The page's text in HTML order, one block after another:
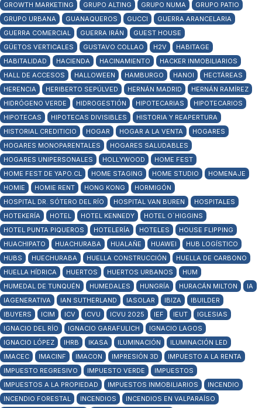
GROWTH MARKETING
GRUPO ALTING GRUPO NUMA
GRUPO PATIO
GRUPO URBANA
GUANAQUEROS GUCCI
GUERRA ARANCELARIA
GUERRA COMERCIAL
GUERRA IRÁN
GUEST HOUSE
GÜETOS VERTICALES
GUSTAVO COLLAO H2V
HABITAGE
HABITALIDAD
HACIENDA HACINAMIENTO
HACKER INMOBILIARIOS
HALL DE ACCESOS
HALLOWEEN HAMBURGO HANOI
HECTÁREAS
HERENCIA
HERIBERTO SEPÚLVED HERNÁN MADRID
HERNÁN RAMÍREZ
HIDRÓGENO VERDE
HIDROGESTIÓN HIPOTECARIAS
HIPOTECARIOS
HIPOTECAS
HIPOTECAS DIVISIBLES
HISTORIA Y REAPERTURA
HISTORIAL CREDITICIO
HOGAR HOGAR A LA VENTA
HOGARES
HOGARES MONOPARENTALES
HOGARES SALUDABLES
HOGARES UNIPERSONALES
HOLLYWOOD
HOME FEST
HOME FEST DE YAPO.CL
HOME STAGING HOME STUDIO
HOMENAJE
HOMIE
HOMIE RENT HONG KONG
HORMIGÓN
HOSPITAL DR. SÓTERO DEL RÍO
HOSPITAL VAN BUREN
HOSPITALES
HOTEKERÍA
HOTEL HOTEL KENNEDY
HOTEL O´HIGGINS
HOTEL PUNTA PIQUEROS
HOTELERÍA HOTELES
HOUSE FLIPPING
HUACHIPATO
HUACHURABA HUALAÑE HUAWEI
HUB LOGÍSTICO
HUBS
HUECHURABA HUELLA CONSTRUCCIÓN
HUELLA DE CARBONO
HUELLA HÍDRICA
HUERTOS HUERTOS URBANOS
HUM
HUMEDAL DE TUNQUÉN
HUMEDALES HUNGRÍA HURACÁN MILTON
IA
IAGENERATIVA
IAN SUTHERLAND IASOLAR IBIZA
IBUILDER
IBUYERS
ICIM ICV ICVU ICVU 2025 IEF IEUT
IGLESIAS
IGNACIO DEL RÍO
IGNACIO GARAFULICH
IGNACIO LAGOS
IGNACIO LÓPEZ
IHRB IKASA ILUMINACIÓN
ILUMINACIÓN LED
IMACEC
IMACINF IMACON IMPRESIÓN 3D
IMPUESTO A LA RENTA
IMPUESTO REGRESIVO
IMPUESTO VERDE
IMPUESTOS
IMPUESTOS A LA PROPIEDAD
IMPUESTOS INMOBILIARIOS
INCENDIO
INCENDIO FORESTAL
INCENDIOS
INCENDIOS EN VALPARAÍSO